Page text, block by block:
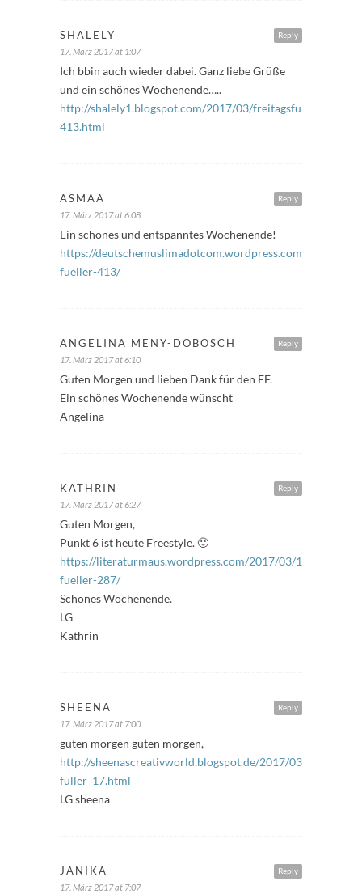
Reply
SHALELY
17. März 2017 at 1:07
Ich bbin auch wieder dabei. Ganz liebe Grüße
und ein schönes Wochenende…..
http://shalely1.blogspot.com/2017/03/freitagsfuller-
413.html
Reply
ASMAA
17. März 2017 at 6:08
Ein schönes und entspanntes Wochenende!
https://deutschemuslimadotcom.wordpress.com/2017/03/
fueller-413/
Reply
ANGELINA MENY-DOBOSCH
17. März 2017 at 6:10
Guten Morgen und lieben Dank für den FF.
Ein schönes Wochenende wünscht
Angelina
Reply
KATHRIN
17. März 2017 at 6:27
Guten Morgen,
Punkt 6 ist heute Freestyle. 🙂
https://literaturmaus.wordpress.com/2017/03/17/freitags-
fueller-287/
Schönes Wochenende.
LG
Kathrin
Reply
SHEENA
17. März 2017 at 7:00
guten morgen guten morgen,
http://sheenascreativworld.blogspot.de/2017/03/freitags-
fuller_17.html
LG sheena
Reply
JANIKA
17. März 2017 at 7:07